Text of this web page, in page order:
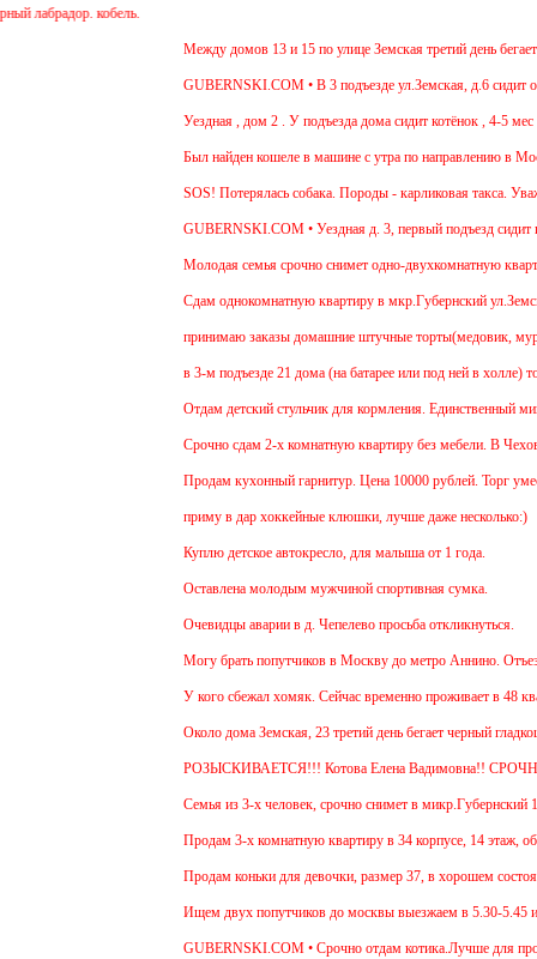
кобель.
Между домов 13 и 15 по улице Земская третий день бегает
GUBERNSKI.COM • В 3 подъезде ул.Земская, д.6 сидит
Уездная , дом 2 . У подъезда дома сидит котёнок , 4-5 мес ,
Был найден кошеле в машине с утра по направлению в
SOS! Потерялась собака. Породы - карликовая такса.
GUBERNSKI.COM • Уездная д. 3, первый подъезд сидит
Молодая семья срочно снимет одно-двухкомнатную квартиру
Cдам однокомнатную квартиру в мкр.Губернский ул.Земская.
принимаю заказы домашние штучные торты(медовик,
в 3-м подъезде 21 дома (на батарее или под ней в холле)
Отдам детский стульчик для кормления. Единственный минус -
Срочно сдам 2-х комнатную квартиру без мебели. В Чехове
Продам кухонный гарнитур. Цена 10000 рублей. Торг уместен.
приму в дар хоккейные клюшки, лучше даже несколько:)
Куплю детское автокресло, для малыша от 1 года.
Оставлена молодым мужчиной спортивная сумка.
Очевидцы аварии в д. Чепелево просьба откликнуться.
Могу брать попутчиков в Москву до метро Аннино. Отъезд
У кого сбежал хомяк. Сейчас временно проживает в 48
Около дома Земская, 23 третий день бегает черный
РОЗЫСКИВАЕТСЯ!!! Котова Елена Вадимовна!! СРОЧНО
Семья из 3-х человек, срочно снимет в микр.Губернский 1 или
Продам 3-х комнатную квартиру в 34 корпусе, 14 этаж, общ.
Продам коньки для девочки, размер 37, в хорошем состоянии.
Ищем двух попутчиков до москвы выезжаем в 5.30-5.45 и
GUBERNSKI.COM • Срочно отдам котика.Лучше для